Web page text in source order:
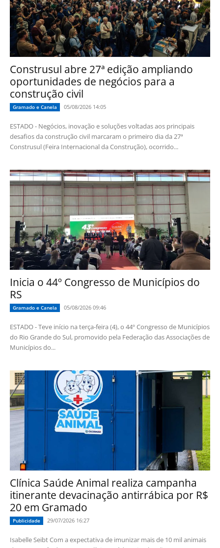
Construsul abre 27ª edição ampliando
oportunidades de negócios para a
construção civil
Gramado e Canela 05/08/2026 14:05
ESTADO - Negócios, inovação e soluções voltadas aos principais
desafios da construção civil marcaram o primeiro dia da 27ª
Construsul (Feira Internacional da Construção), ocorrido...
Inicia o 44º Congresso de Municípios do
RS
Gramado e Canela 05/08/2026 09:46
ESTADO - Teve início na terça-feira (4), o 44º Congresso de Municípios
do Rio Grande do Sul, promovido pela Federação das Associações de
Municípios do...
Clínica Saúde Animal realiza campanha
itinerante devacinação antirrábica por R$
20 em Gramado
Publicidade 29/07/2026 16:27
Isabelle Seibt Com a expectativa de imunizar mais de 10 mil animais